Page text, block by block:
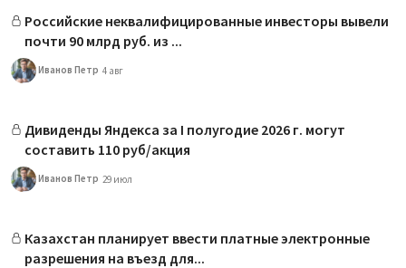
Российские неквалифицированные инвесторы вывели
почти 90 млрд руб. из ...
Иванов Петр 4 авг
Дивиденды Яндекса за I полугодие 2026 г. могут
составить 110 руб/акция
Иванов Петр 29 июл
Казахстан планирует ввести платные электронные
разрешения на въезд для...